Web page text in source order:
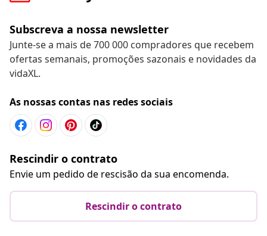
Subscreva a nossa newsletter
Junte-se a mais de 700 000 compradores que recebem
ofertas semanais, promoções sazonais e novidades da
vidaXL.
As nossas contas nas redes sociais
Rescindir o contrato
Envie um pedido de rescisão da sua encomenda.
Rescindir o contrato